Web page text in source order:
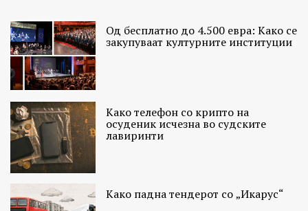
Од бесплатно до 4.500 евра: Како се
закупуваат културните институции
Како телефон со крипто на
осуденик исчезна во судските
лавиринти
Како падна тендерот со „Икарус“